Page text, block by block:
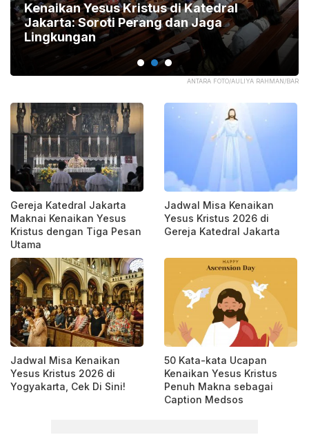
Katedral
Jaga
ANTARA
Gereja Katedral Jakarta
Kenaikan Yesus Kristus,
Gereja Katedral Jakarta
Maknai Kenaikan Yesus
Kristus dengan Tiga Pesan
Utama
Jadwal Misa Kenaikan
Yesus Kristus 2026 di
Gereja Katedral Jakarta
Jadwal Misa Kenaikan
Yesus Kristus 2026 di
Yogyakarta, Cek Di Sini!
50 Kata-kata Ucapan
Kenaikan Yesus Kristus
Penuh Makna sebagai
Caption Medsos